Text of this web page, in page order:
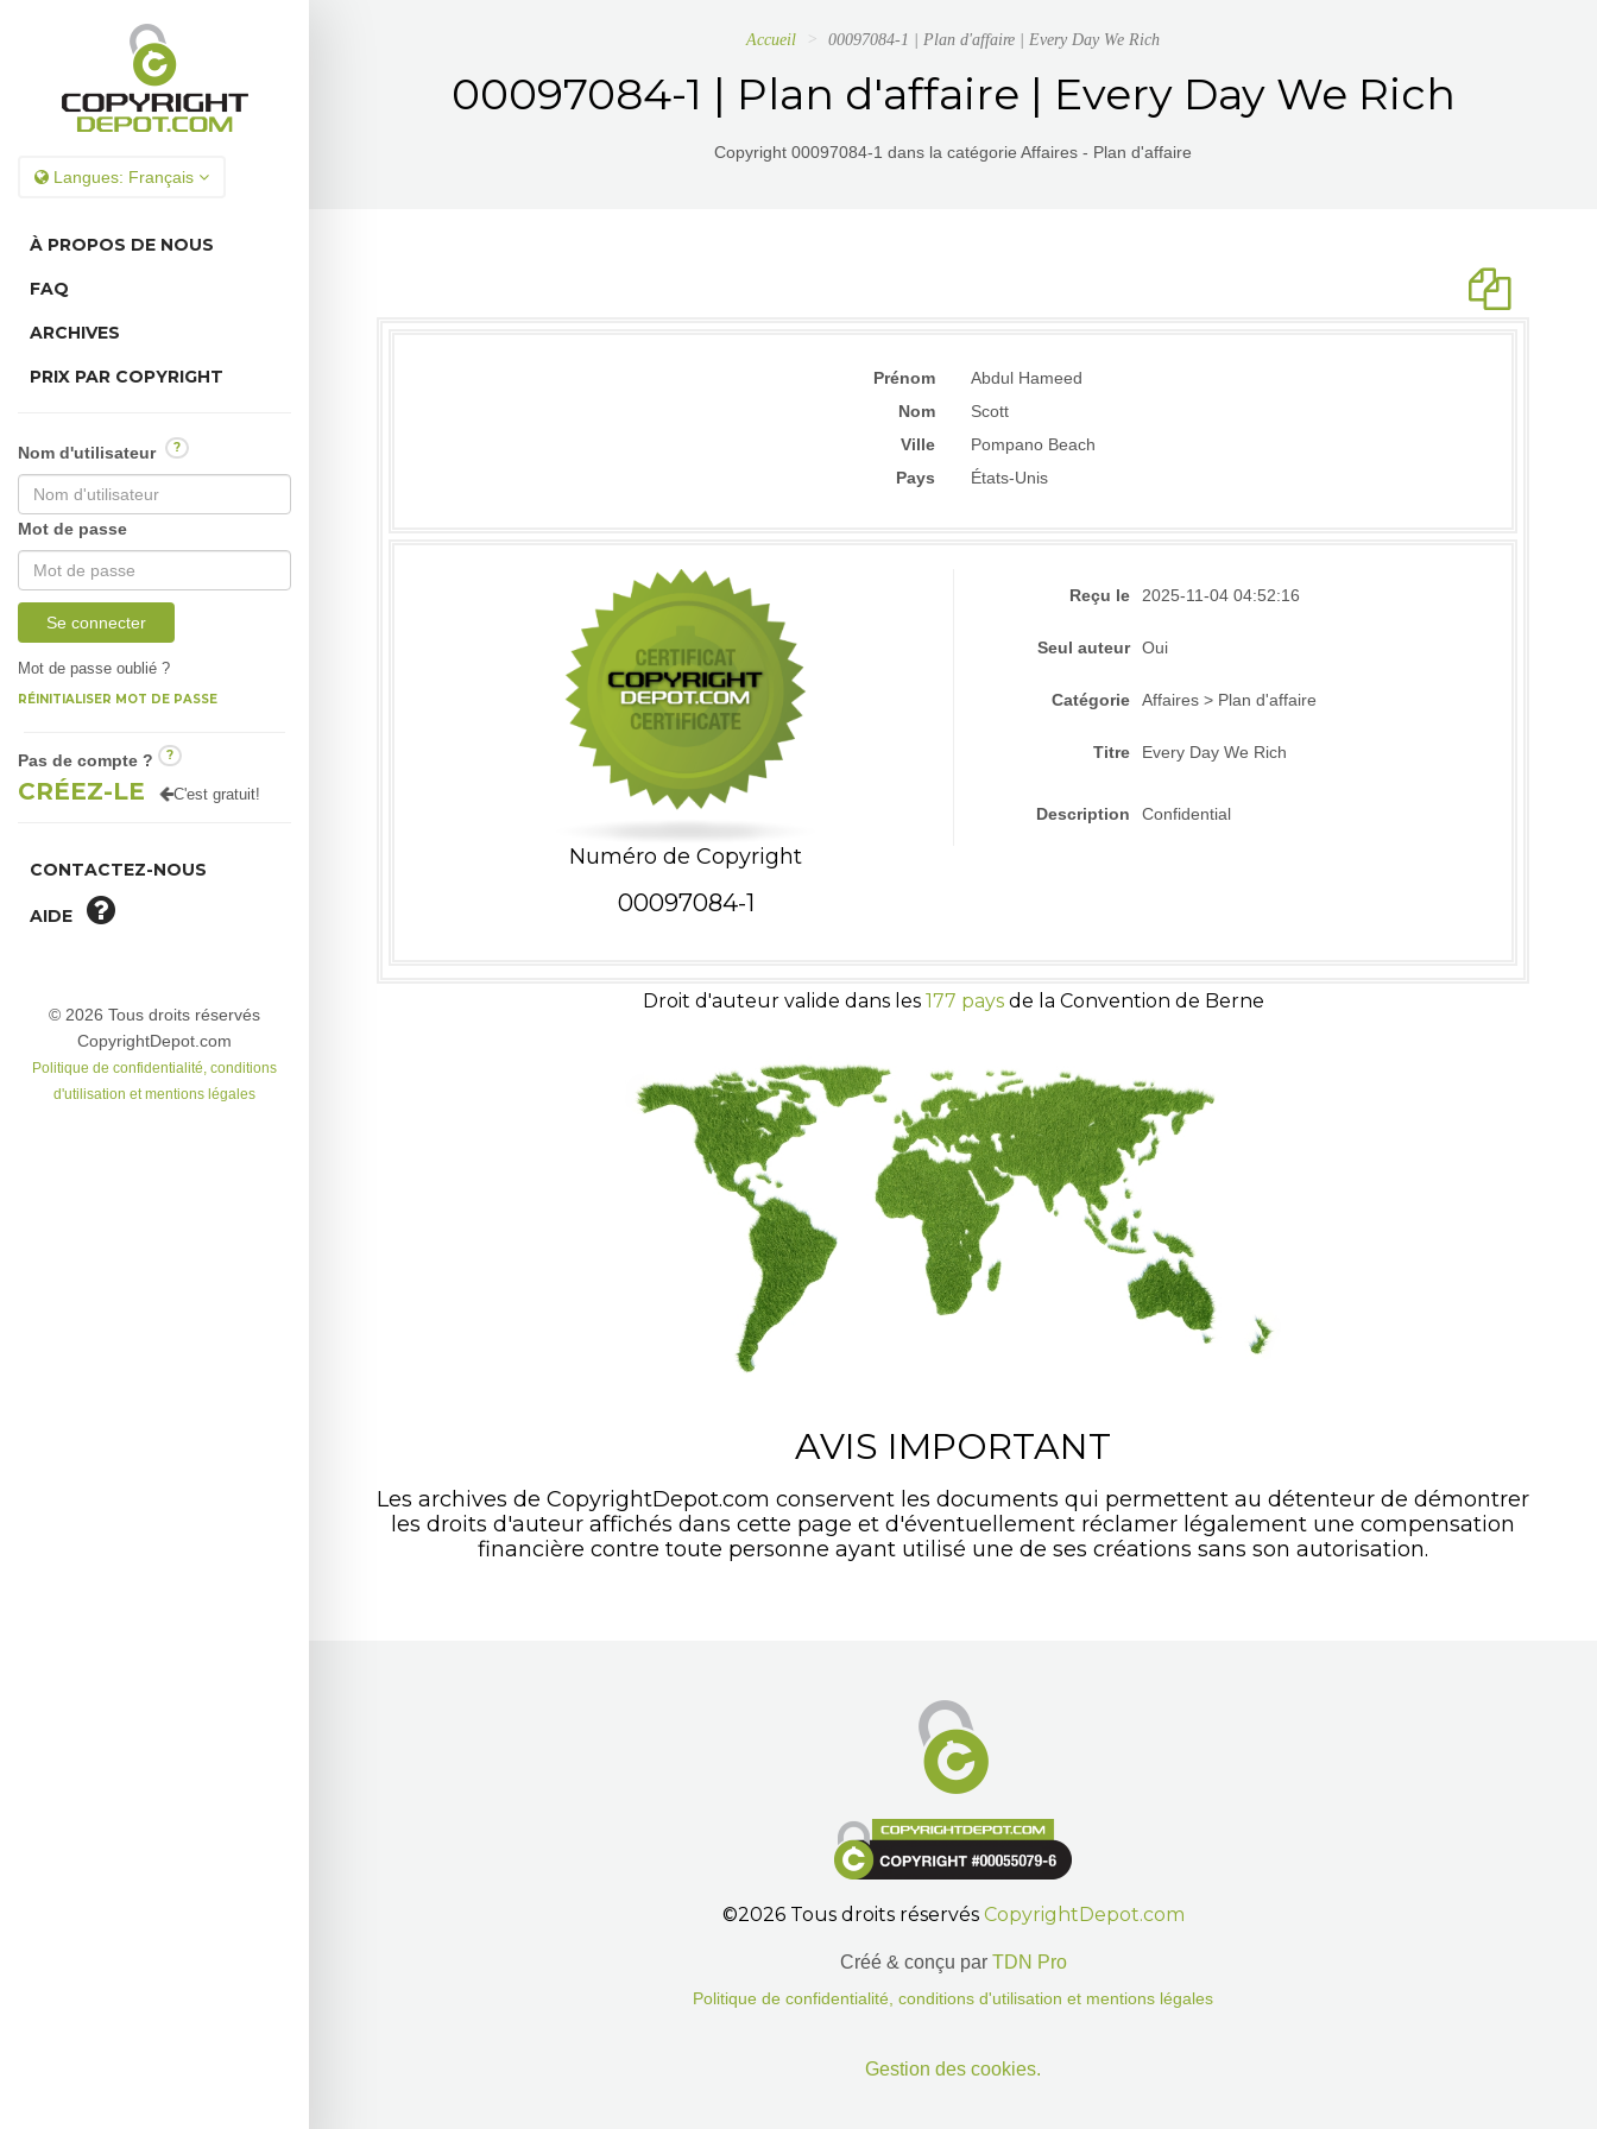
Langues: Français
À PROPOS DE NOUS
FAQ
ARCHIVES
PRIX PAR COPYRIGHT
Nom d'utilisateur ?
Mot de passe
Se connecter
Mot de passe oublié ?
RÉINITIALISER MOT DE PASSE
Pas de compte ? ?
CRÉEZ-LE C'est gratuit!
CONTACTEZ-NOUS
AIDE
© 2026 Tous droits réservés
CopyrightDepot.com
Politique de confidentialité, conditions
d'utilisation et mentions légales
Accueil 00097084-1 | Plan d'affaire | Every Day We Rich
00097084-1 | Plan d'affaire | Every Day We Rich
Copyright 00097084-1 dans la catégorie Affaires - Plan d'affaire
Prénom
Abdul Hameed
Nom
Scott
Ville
Pompano Beach
Pays
États-Unis
Numéro de Copyright
00097084-1
Reçu le 2025-11-04 04:52:16
Seul auteur Oui
Catégorie Affaires > Plan d'affaire
Titre Every Day We Rich
Description Confidential
Droit d'auteur valide dans les 177 paysde la Convention de Berne
AVIS IMPORTANT
Les archives de CopyrightDepot.com conservent les documents qui permettent au détenteur de démontrer
les droits d'auteur affichés dans cette page et d'éventuellement réclamer légalement une compensation
financière contre toute personne ayant utilisé une de ses créations sans son autorisation.
©2026 Tous droits réservés CopyrightDepot.com
Créé & conçu par TDN Pro
Politique de confidentialité, conditions d'utilisation et mentions légales
Gestion des cookies.